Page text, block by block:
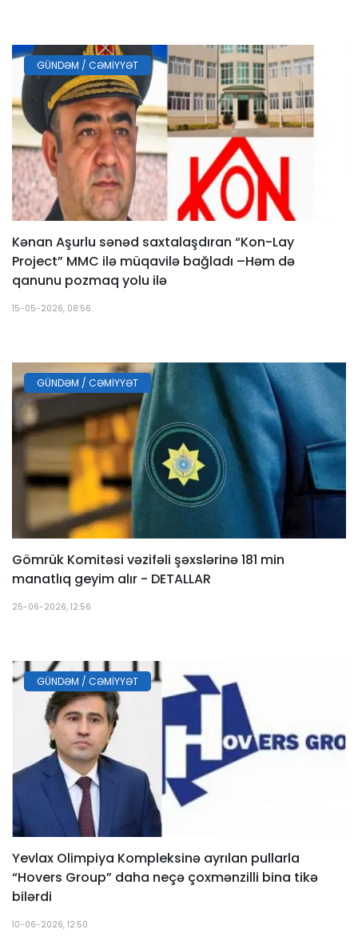
GÜNDƏM / CƏMIYYƏT
Kənan Aşurlu sənəd saxtalaşdıran “Kon-Lay
Project” MMC ilə müqavilə bağladı –Həm də
qanunu pozmaq yolu ilə
15-05-2026, 08:56
GÜNDƏM / CƏMIYYƏT
Gömrük Komitəsi vəzifəli şəxslərinə 181 min
manatlıq geyim alır - DETALLAR
25-06-2026, 12:56
GÜNDƏM / CƏMIYYƏT
Yevlax Olimpiya Kompleksinə ayrılan pullarla
“Hovers Group” daha neçə çoxmənzilli bina tikə
bilərdi
10-06-2026, 12:50